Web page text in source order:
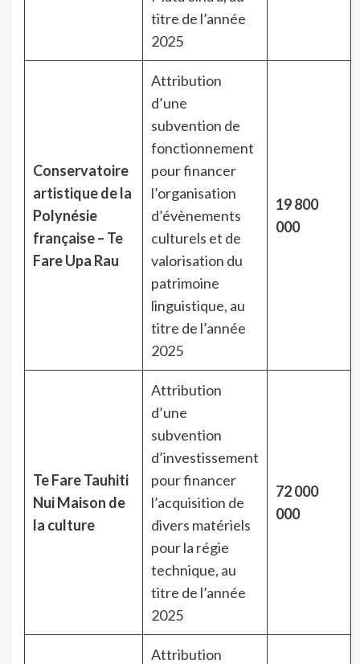
titre de l’année
2025
Conservatoire
artistique de la
Polynésie
française – Te
Fare Upa Rau
Attribution
d’une
subvention de
fonctionnement
pour financer
l’organisation
d’évènements
culturels et de
valorisation du
patrimoine
linguistique, au
titre de l’année
2025
19 800
000
Te Fare Tauhiti
Nui Maison de
la culture
Attribution
d’une
subvention
d’investissement
pour financer
l’acquisition de
divers matériels
pour la régie
technique, au
titre de l’année
2025
72 000
000
Attribution